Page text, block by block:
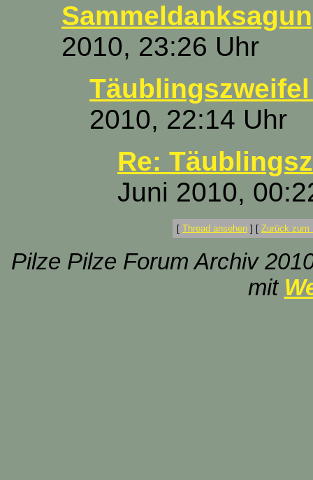
2010, 23:26 Uhr
2010, 22:14 Uhr
Re:
Juni 2010,
[ Thread ansehen ] [ Zurück zum
Pilze Pilze Forum Archiv
mit